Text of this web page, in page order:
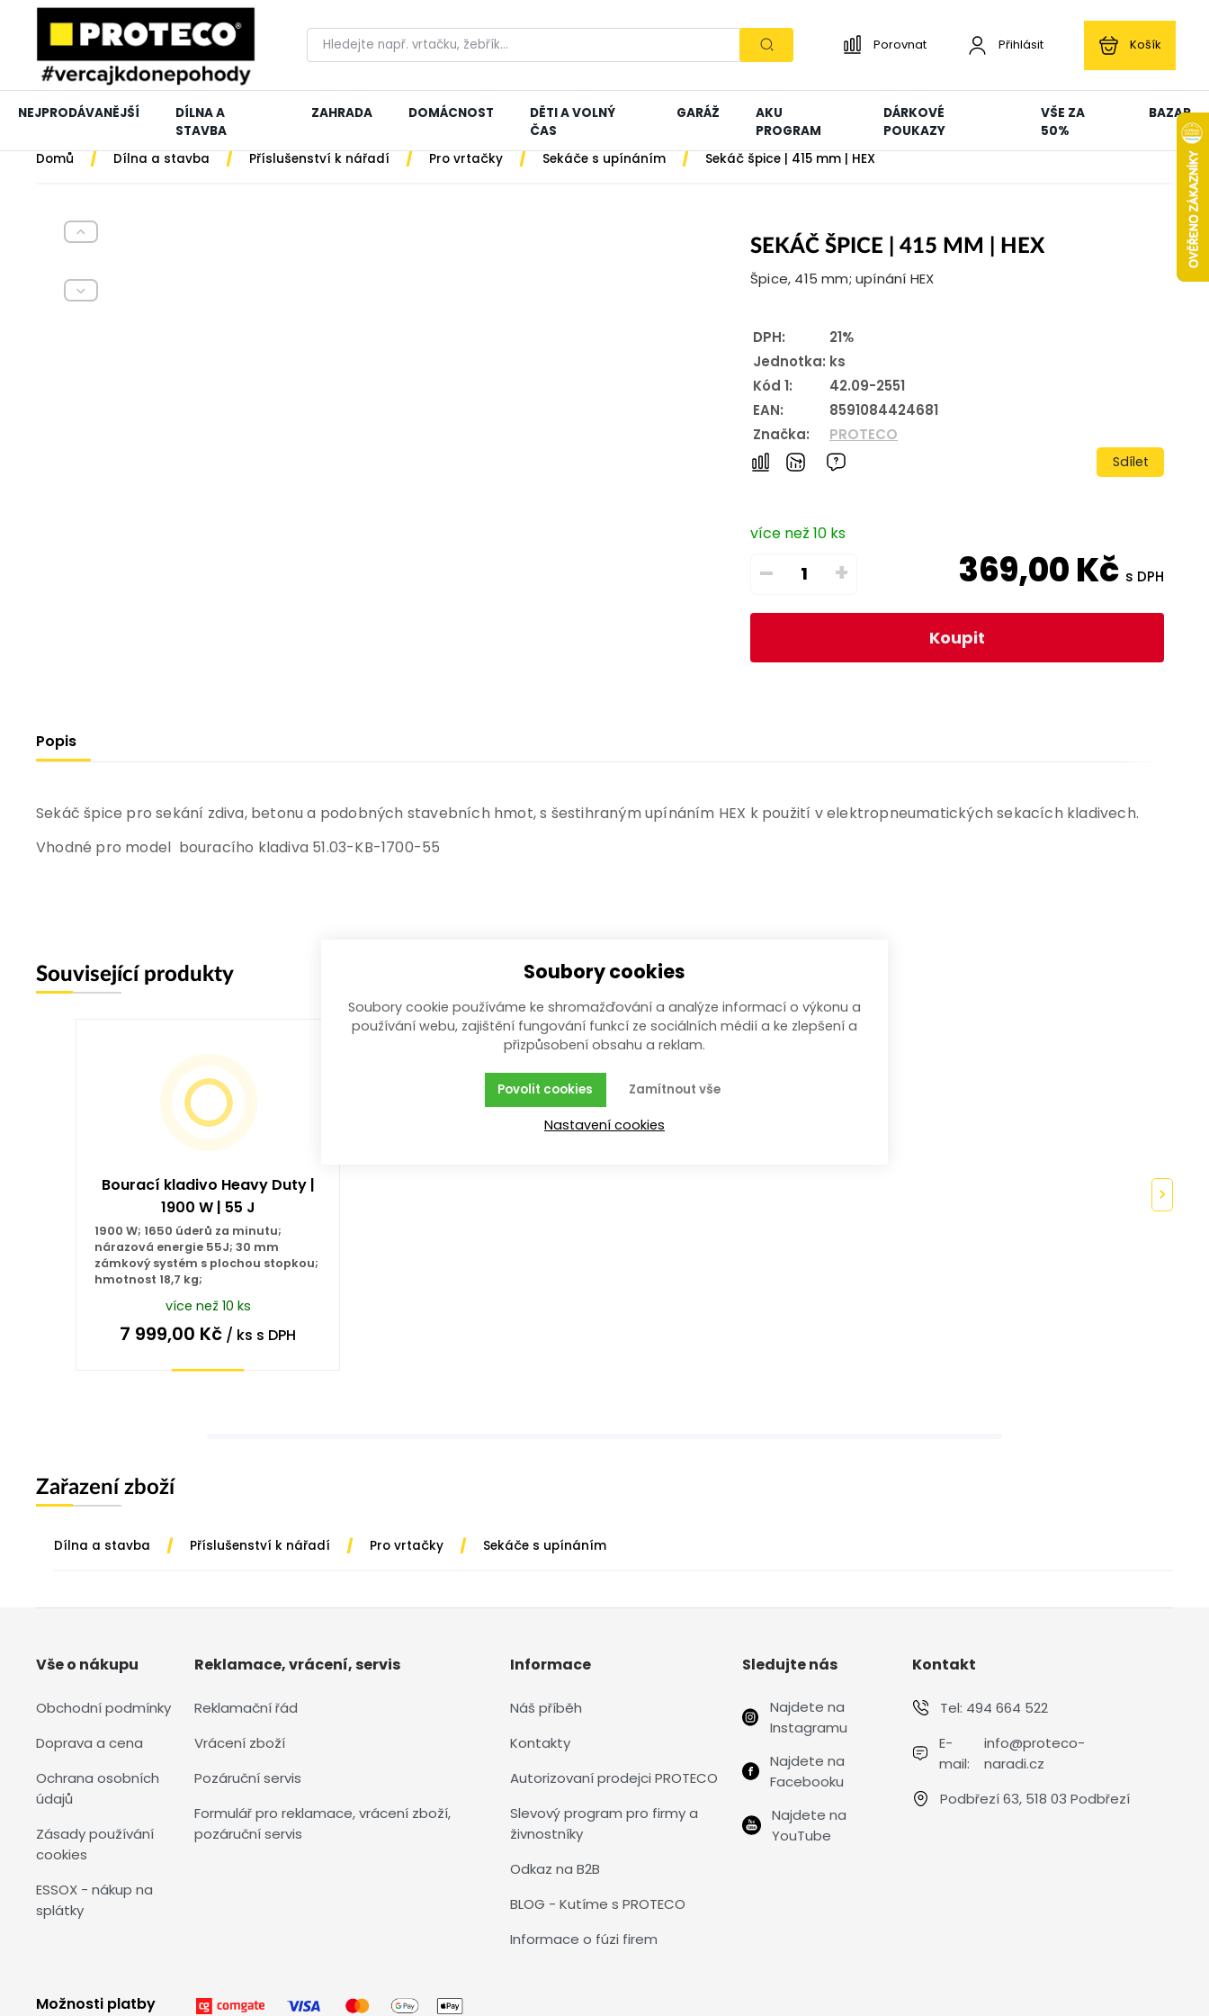
Porovnat Přihlásit Košík
NEJPRODÁVANĚJŠÍ
DÍLNA A
STAVBA
ZAHRADA DOMÁCNOST
DĚTI A VOLNÝ
ČAS
GARÁŽ
AKU
PROGRAM
DÁRKOVÉ
POUKAZY
VŠE ZA
50%
BAZAR
Domů / Dílna a stavba / Příslušenství k nářadí / Pro vrtačky / Sekáče s upínáním / Sekáč špice | 415 mm | HEX
SEKÁČ ŠPICE | 415 MM | HEX
Špice, 415 mm; upínání HEX
DPH:
21%
Jednotka: ks
Kód 1:
42.09-2551
EAN:
8591084424681
Značka:
PROTECO
Sdílet
více než 10 ks
– + 369,00Kč s DPH
Koupit
Popis
Sekáč špice pro sekání zdiva, betonu a podobných stavebních hmot, s šestihraným upínáním HEX k použití v elektropneumatických sekacích kladivech.
Vhodné pro model bouracího kladiva 51.03-KB-1700-55
Související produkty
Bourací kladivo Heavy Duty |
1900 W | 55 J
1900 W; 1650 úderů za minutu;
nárazová energie 55J; 30 mm
zámkový systém s plochou stopkou;
hmotnost 18,7 kg;
více než 10 ks
7 999,00 Kč / ks s DPH
Zařazení zboží
Dílna a stavba / Příslušenství k nářadí / Pro vrtačky / Sekáče s upínáním
Vše o nákupu
Obchodní podmínky
Doprava a cena
Ochrana osobních
údajů
Zásady používání
cookies
ESSOX - nákup na
splátky
Reklamace, vrácení, servis
Reklamační řád
Vrácení zboží
Pozáruční servis
Formulář pro reklamace, vrácení zboží,
pozáruční servis
Informace
Náš příběh
Kontakty
Autorizovaní prodejci PROTECO
Slevový program pro firmy a
živnostníky
Odkaz na B2B
BLOG - Kutíme s PROTECO
Informace o fúzi firem
Sledujte nás
Najdete na
Instagramu
Najdete na
Facebooku
Najdete na
YouTube
Kontakt
Tel: 494 664 522
E-
mail:
info@proteco-
naradi.cz
Podbřezí 63, 518 03 Podbřezí
Možnosti platby
Soubory cookies
Soubory cookie používáme ke shromažďování a analýze informací o výkonu a
používání webu, zajištění fungování funkcí ze sociálních médií a ke zlepšení a
přizpůsobení obsahu a reklam.
Zamítnout vše
Povolit cookies
Nastavení cookies